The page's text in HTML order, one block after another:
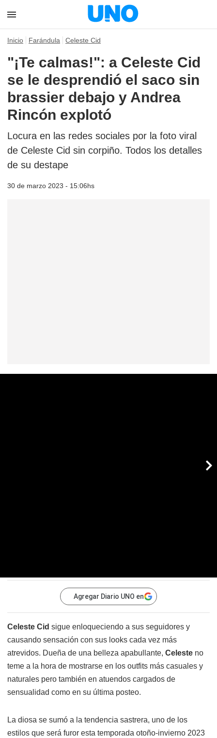
Inicio Farándula Celeste Cid
"¡Te calmas!": a Celeste Cid
se le desprendió el saco sin
brassier debajo y Andrea
Rincón explotó
Locura en las redes sociales por la foto viral
de Celeste Cid sin corpiño. Todos los detalles
de su destape
30 de marzo 2023 - 15:06hs
Agregar Diario UNO en
Celeste Cid sigue enloqueciendo a sus seguidores y
causando sensación con sus looks cada vez más
atrevidos. Dueña de una belleza apabullante, Celeste no
teme a la hora de mostrarse en los outfits más casuales y
naturales pero también en atuendos cargados de
sensualidad como en su última posteo.
La diosa se sumó a la tendencia sastrera, uno de los
estilos que será furor esta temporada otoño-invierno 2023